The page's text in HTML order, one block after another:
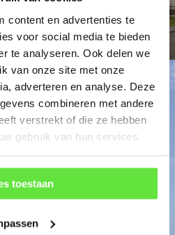
content en advertenties te
voor social media te bieden
te analyseren. Ook delen we
van onze site met onze
adverteren en analyse. Deze
combineren met andere
verstrekt of die ze hebben
gebruik van hun services.
toestaan